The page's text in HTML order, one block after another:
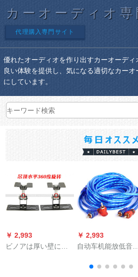
カーオーディオ
代理購入専門サイト
優れたオーディオを作り出すカーオーディ
良い体験を提供し、気になる適切なカー
にしています。
￥ 2,993
ビノアは厚い壁にふ
￥ 2,993
自动车机能放低音炮
须パーカー・スタレ